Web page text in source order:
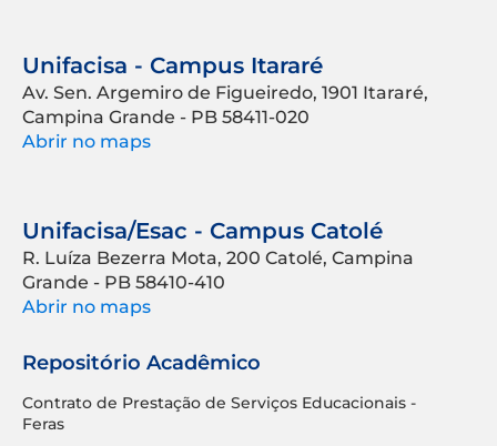
Unifacisa - Campus Itararé
Av. Sen. Argemiro de Figueiredo, 1901 Itararé,
Campina Grande - PB 58411-020
Abrir no maps
Unifacisa/Esac - Campus Catolé
R. Luíza Bezerra Mota, 200 Catolé, Campina
Grande - PB 58410-410
Abrir no maps
Repositório Acadêmico
Contrato de Prestação de Serviços Educacionais -
Feras